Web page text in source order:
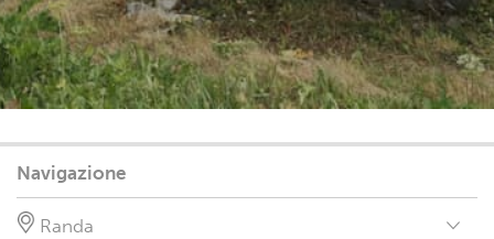
Navigazione
Randa